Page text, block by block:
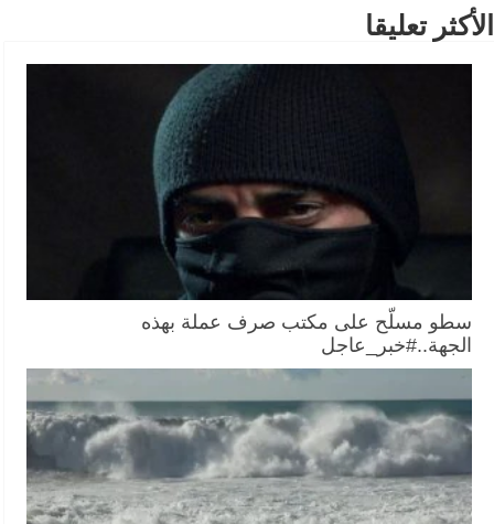
الأكثر تعليقا
سطو مسلّح على مكتب صرف عملة بهذه
الجهة..#خبر_عاجل